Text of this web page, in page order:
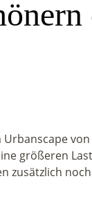
größeren
zusätzlich